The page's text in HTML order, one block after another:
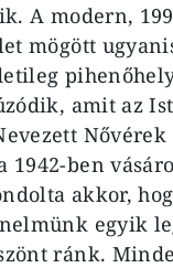
A modern,
mögött
amit az
Nővérek
1942-ben
akkor,
egyik
ránk.